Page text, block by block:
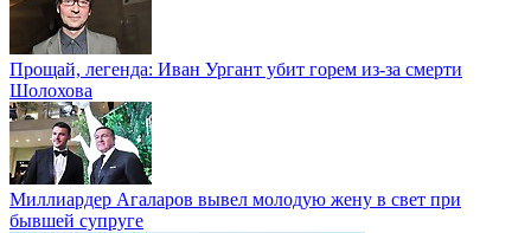
Прощай, легенда: Иван Ургант убит горем из-за смерти
Шолохова
Миллиардер Агаларов вывел молодую жену в свет при
бывшей супруге